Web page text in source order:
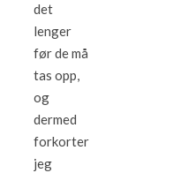
det
lenger
før de må
tas opp,
og
dermed
forkorter
jeg